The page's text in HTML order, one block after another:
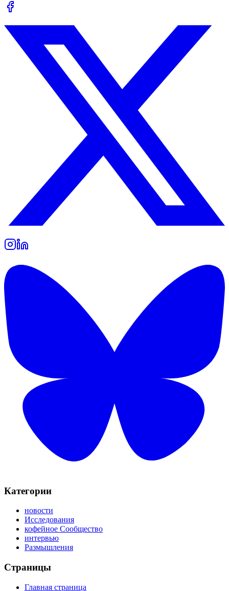
Категории
новости
Исследования
кофейное Сообщество
интервью
Размышления
Страницы
Главная страница